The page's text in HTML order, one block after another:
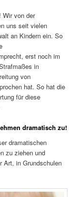
Wir von der
uns seit vielen
an Kindern ein. So
erst noch im
in
von
hat. So hat die
für diese
dramatisch zu!
dramatischen
zu ziehen und
Art, in Grundschulen